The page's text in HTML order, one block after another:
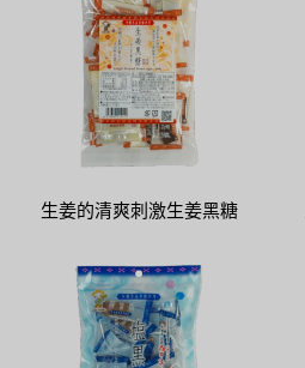
生姜的清爽刺激生姜黑糖